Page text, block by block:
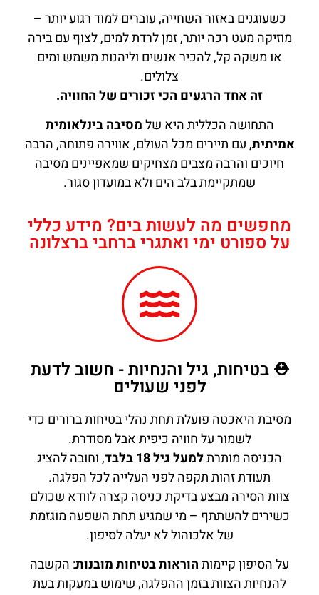
כשעוגנים באזור השחייה, עוברים למוד רגוע יותר –
מוזיקה מעט רכה יותר, זמן לרדת למים, לצוף עם בירה
או משקה קל, להכיר אנשים וליהנות משמש ומים
צלולים.
זה אחד הרגעים הכי זכורים של החוויה.
התחושה הכללית היא שלמסיבה בינלאומית
אמיתית, עם תיירים מכל העולם, אווירה פתוחה, הרבה
חיוכים והרבה מצבים מצחיקים שמאפיינים מסיבה
שמתקיימת בלב הים ולא במועדון סגור.
מחפשים מה לעשות בים? מידע כללי
על ספורט ימי ואתגרי ברחבי ברצלונה
⛑️ בטיחות, גיל והנחיות - חשוב לדעת
לפני שעולים
מסיבת היאכטה פועלת תחת נהלי בטיחות ברורים כדי
לשמור על חוויה כיפית אבל מסודרת.
הכניסה מותרתלמעל גיל 18 בלבד
, וחובה להציג
תעודת זהות תקפה לפני העלייה לכל הפלגה.
צוות הסירה מבצע בדיקת כניסה קצרה לוודא שכולם
כשירים להשתתף – מי שמגיע תחת השפעה מוגזמת
של אלכוהול לא יעלה לסיפון.
על הסיפון קיימותהוראות בטיחות מובנות: הקשבה
להנחיות הצוות בזמן ההפלגה, שימוש במעקות בעת